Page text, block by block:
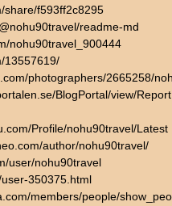
share/f593ff2c8295
readme-md
nohu90travel_900444
13557619/
photographers/2665258/
BlogPortal/view/
Profile/nohu90travel/Latest
author/nohu90travel/
user/nohu90travel
350375.html
members/people/